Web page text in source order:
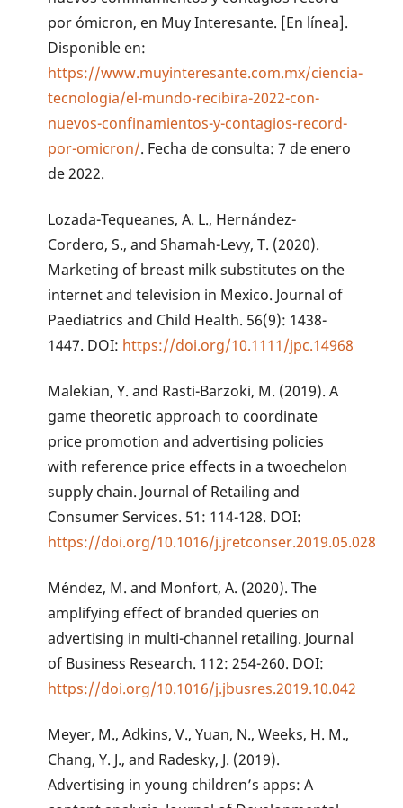
por ómicron, en Muy Interesante. [En línea].
Disponible en:
https://www.muyinteresante.com.mx/ciencia-
tecnologia/el-mundo-recibira-2022-con-
nuevos-confinamientos-y-contagios-record-
por-omicron/. Fecha de consulta: 7 de enero
de 2022.
Lozada-Tequeanes, A. L., Hernández-
Cordero, S., and Shamah-Levy, T. (2020).
Marketing of breast milk substitutes on the
internet and television in Mexico. Journal of
Paediatrics and Child Health. 56(9): 1438-
1447. DOI: https://doi.org/10.1111/jpc.14968
Malekian, Y. and Rasti-Barzoki, M. (2019). A
game theoretic approach to coordinate
price promotion and advertising policies
with reference price effects in a twoechelon
supply chain. Journal of Retailing and
Consumer Services. 51: 114-128. DOI:
https://doi.org/10.1016/j.jretconser.2019.05.028
Méndez, M. and Monfort, A. (2020). The
amplifying effect of branded queries on
advertising in multi-channel retailing. Journal
of Business Research. 112: 254-260. DOI:
https://doi.org/10.1016/j.jbusres.2019.10.042
Meyer, M., Adkins, V., Yuan, N., Weeks, H. M.,
Chang, Y. J., and Radesky, J. (2019).
Advertising in young children’s apps: A